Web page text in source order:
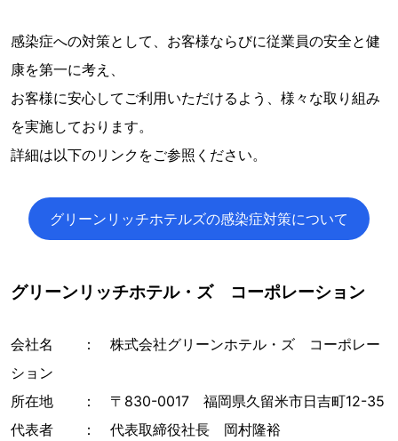
感染症への対策として、お客様ならびに従業員の安全と健
康を第一に考え、
お客様に安心してご利用いただけるよう、様々な取り組み
を実施しております。
詳細は以下のリンクをご参照ください。
グリーンリッチホテルズの感染症対策について
グリーンリッチホテル・ズ コーポレーション
会社名 ： 株式会社グリーンホテル・ズ コーポレー
ション
所在地 ： 〒830-0017 福岡県久留米市日吉町12-35
代表者 ： 代表取締役社長 岡村隆裕